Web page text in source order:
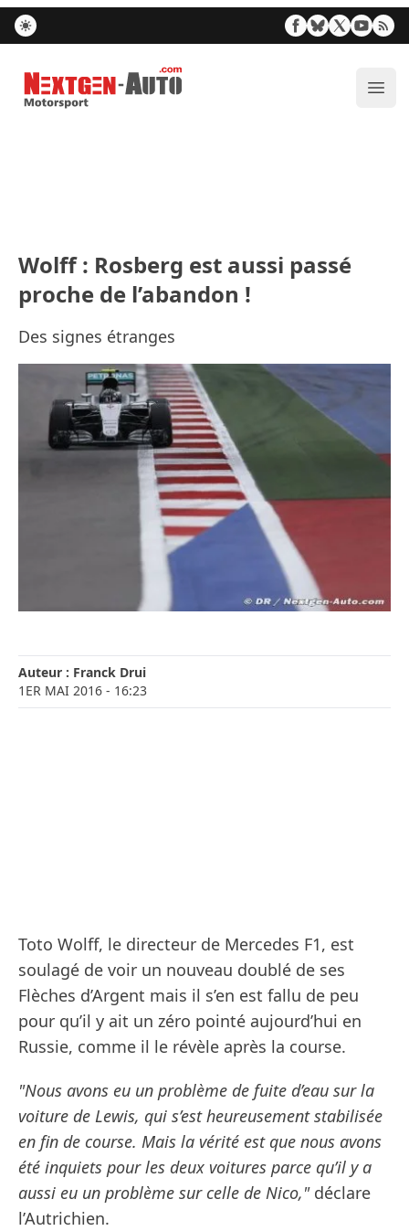
Nextgen-Auto.com
Wolff : Rosberg est aussi passé
proche de l’abandon !
Des signes étranges
Auteur : Franck Drui
1ER MAI 2016 - 16:23
Toto Wolff, le directeur de Mercedes F1, est
soulagé de voir un nouveau doublé de ses
Flèches d’Argent mais il s’en est fallu de peu
pour qu’il y ait un zéro pointé aujourd’hui en
Russie, comme il le révèle après la course.
"Nous avons eu un problème de fuite d’eau sur la
voiture de Lewis, qui s’est heureusement stabilisée
en fin de course. Mais la vérité est que nous avons
été inquiets pour les deux voitures parce qu’il y a
aussi eu un problème sur celle de Nico,"déclare
l’Autrichien.